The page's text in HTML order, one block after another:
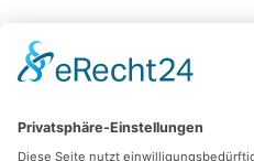
Für den Laderaum
Anbauten